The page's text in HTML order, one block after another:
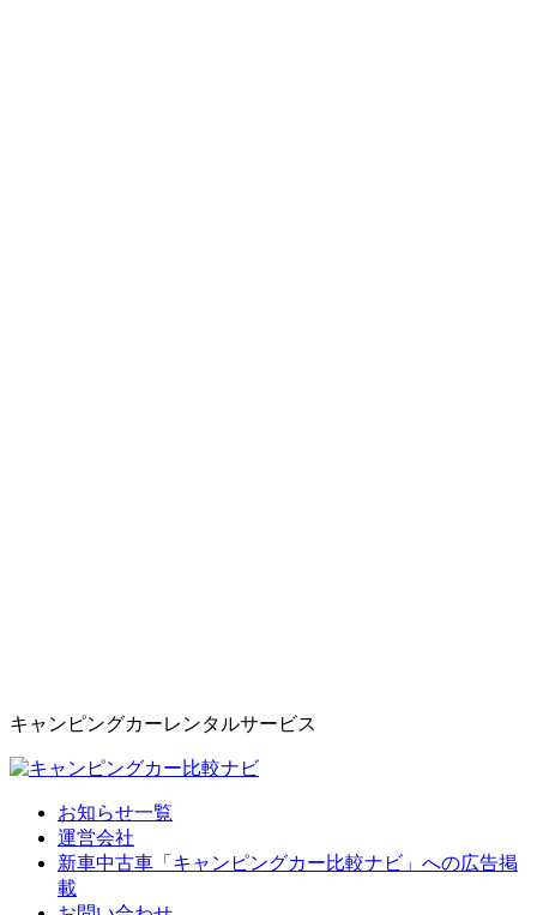
キャンピングカーレンタルサービス
お知らせ一覧
運営会社
新車中古車「キャンピングカー比較ナビ」への広告掲
載